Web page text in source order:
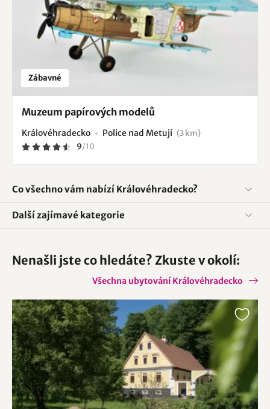
Zábavné
Muzeum papírových modelů
Královéhradecko Police nad Metují (3 km)
9/10
Co všechno vám nabízí Královéhradecko?
Další zajímavé kategorie
Nenašli jste co hledáte? Zkuste v okolí:
Všechna ubytování Královéhradecko